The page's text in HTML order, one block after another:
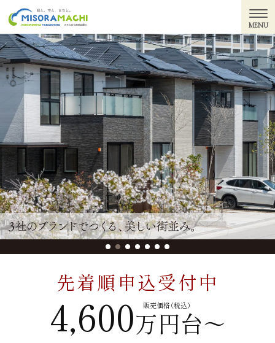
MENU
トップ コンセプト
ランドプラン 間取り
クオリティ 交通アクセス
ロケーション インタビュー
フォトギャラリー 物件概要
現地案内図
資料請求
来場予約
先着順申込受付中
4,600万円台〜
販売価格（税込）